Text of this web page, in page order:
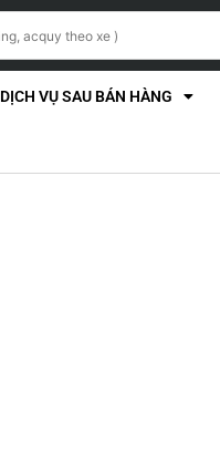
DỊCH VỤ SAU BÁN HÀNG